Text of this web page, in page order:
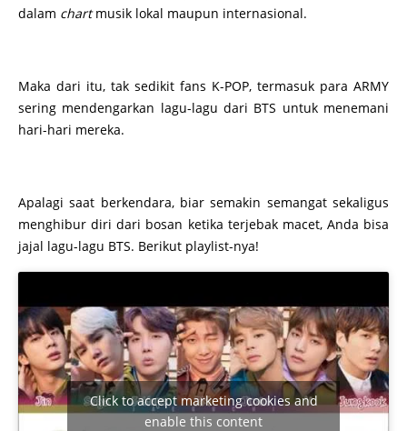
dalam chartmusik lokal maupun internasional.
Maka dari itu, tak sedikit fans K-POP, termasuk para ARMY
sering mendengarkan lagu-lagu dari BTS untuk menemani
hari-hari mereka.
Apalagi saat berkendara, biar semakin semangat sekaligus
menghibur diri dari bosan ketika terjebak macet, Anda bisa
jajal lagu-lagu BTS. Berikut playlist-nya!
Click to accept marketing cookies and
enable this content